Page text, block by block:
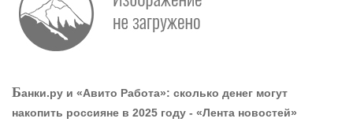
привлечь и удержать персонал - «Интервью»
Банки.ру и «Авито Работа»: сколько денег могут
накопить россияне в 2025 году - «Лента новостей»